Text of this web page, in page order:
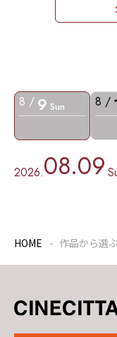
8 / 9 Sun 8 /
2026.08.09
HOME 作品から選